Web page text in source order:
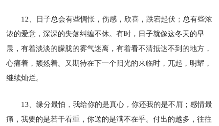
12、日子总会有些惆怅，伤感，欣喜，跌宕起伏；总有些浓
浓的爱意，深深的失落纠缠不休。有时，日子就像这冬天的早
晨，有着淡淡的朦胧的雾气迷离，有着看不清抵达不到的地方，
心痛着，颓然着。又期待在下一个阳光的来临时，兀起，明耀，
继续灿烂。
13、缘分最怕，我给你的是真心，你还我的是不屑；感情最
痛，我要的是若干看重，你送的是满不在乎。付出的越多，往往